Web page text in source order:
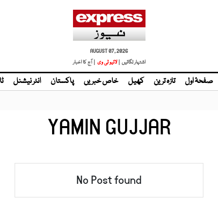
AUGUST 07, 2026
اشتہار لگائیں |
| آج کا اخبار
صفحۂ اول تازہ ترین کھیل خاص خبریں پاکستان انٹر نیشنل
YAMIN GUJJAR
No Post found